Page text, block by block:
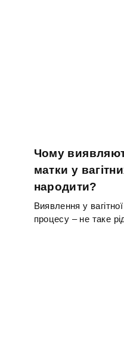
Чому
матки у
народити?
Виявлення у
процесу – не таке